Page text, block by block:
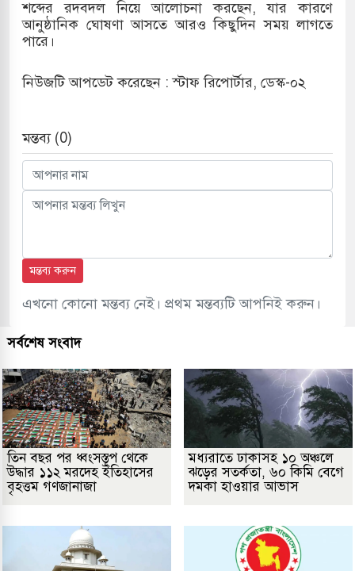
শব্দের রদবদল নিয়ে আলোচনা করছেন, যার কারণে
আনুষ্ঠানিক ঘোষণা আসতে আরও কিছুদিন সময় লাগতে
পারে।
নিউজটি আপডেট করেছেন : স্টাফ রিপোর্টার, ডেস্ক-০২
মন্তব্য (0)
মন্তব্য করুন
এখনো কোনো মন্তব্য নেই। প্রথম মন্তব্যটি আপনিই করুন।
সর্বশেষ সংবাদ
তিন বছর পর ধ্বংসস্তূপ থেকে
উদ্ধার ১১২ মরদেহ ইতিহাসের
বৃহত্তম গণজানাজা
মধ্যরাতে ঢাকাসহ ১০ অঞ্চলে
ঝড়ের সতর্কতা, ৬০ কিমি বেগে
দমকা হাওয়ার আভাস